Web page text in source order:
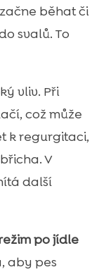
běhat či
svalů. To
vliv. Při
což může
k regurgitaci,
V
další
po jídle
aby pes